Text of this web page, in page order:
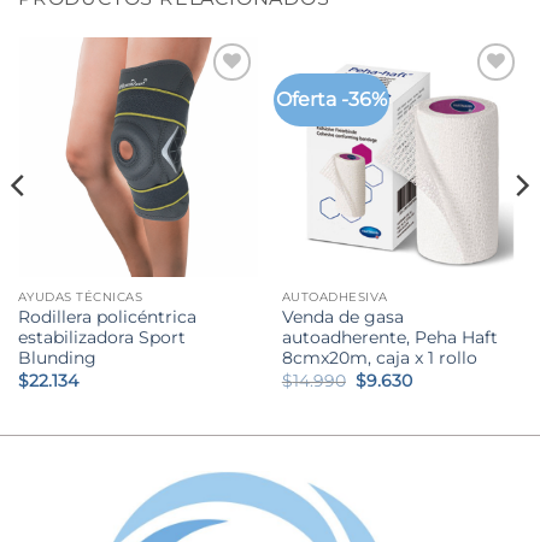
AYUDAS TÉCNICAS
Rodillera policéntrica
estabilizadora Sport
Blunding
$22.134
Oferta -36%
AUTOADHESIVA
Venda de gasa
autoadherente, Peha Haft
8cmx20m, caja x 1 rollo
$14.990 El
precio
$14.990.
$9.630El
$9.630.